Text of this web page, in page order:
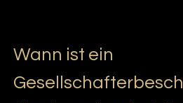
Wann ist ein